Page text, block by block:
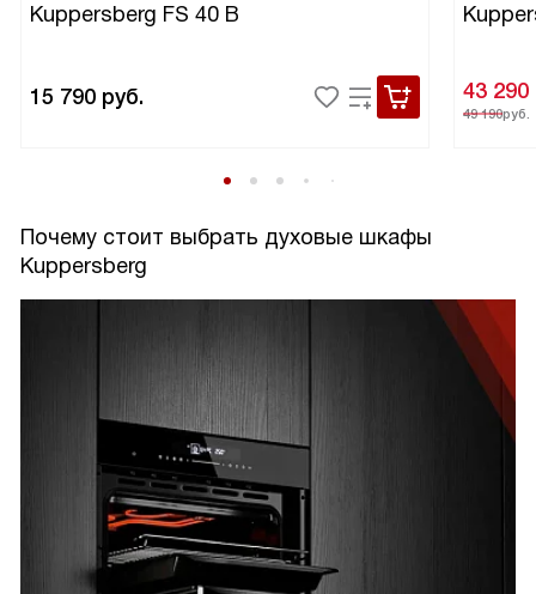
Kuppersberg FS 40 B
15 790 руб. 43 290
49 190руб.
Почему стоит выбрать духовые шкафы
Kuppersberg